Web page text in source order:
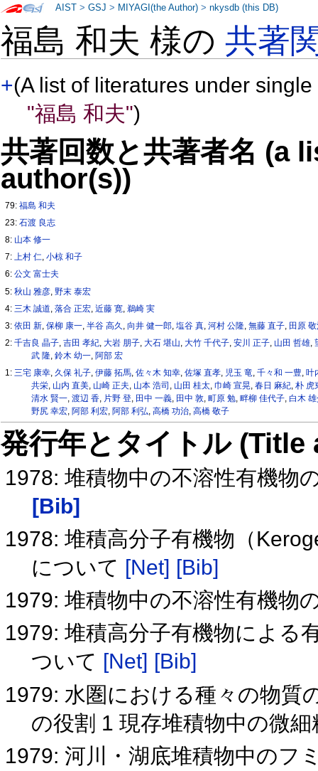
福島 和夫 様の共著
+(A list of literatures under
"福島 和夫")
共著回数と共著者名 (a
author(s))
79:福島 和夫
23:石渡 良志
8: 山本 修一
7:上村 仁,小椋 和子
6:公文 富士夫
5:秋山 雅彦 ,野末 泰宏
4: 三木 誠道 ,落合 正宏 ,近藤 寛 鵜崎 実
3:依田 新 ,保柳 康一 ,半谷 高久 ,向井 健一郎 ,塩谷 真 ,河村 公隆 ,無藤 直子 田原
2:千吉良 晶子 ,吉田 孝紀 ,大岩 朋子 ,大石 堪山 ,大竹 千代子 ,安川 正子 山田 哲雄 ,
武 隆, 鈴木 幼一, 阿部 宏
1: 三宅 康幸 久保 礼子 ,伊藤 拓馬 ,佐々木 知幸 ,佐塚 直孝 児玉 竜 ,千々和 一豊 ,叶
共栄, 山内 直美, 山崎 正夫 山本 浩司 山田 桂太, 巾崎 宣晃 春日 麻紀, 朴 虎
清水 賢一, 渡辺 香, 片野 登, 田中 一義, 田中 敦, 町原 勉, 畔柳 佳代子, 白木 雄
野尻 幸宏, 阿部 利宏, 阿部 利弘 高橋 功治, 高橋 敬子
発行年とタイトル
1978: 堆積物中の不溶性有機物
[Bib]
1978: 堆積高分子有機物（
について [Net] [Bib]
1979: 堆積物中の不溶性有機物
1979: 堆積高分子有機物による
ついて [Net] [Bib]
1979: 水圏における種々の物質
の役割 1 現存堆積物中の微
1979: 河川・湖底堆積物中のフ
AIST >GSJ > MIYAGI(the Author) >nkysdb (this DB)